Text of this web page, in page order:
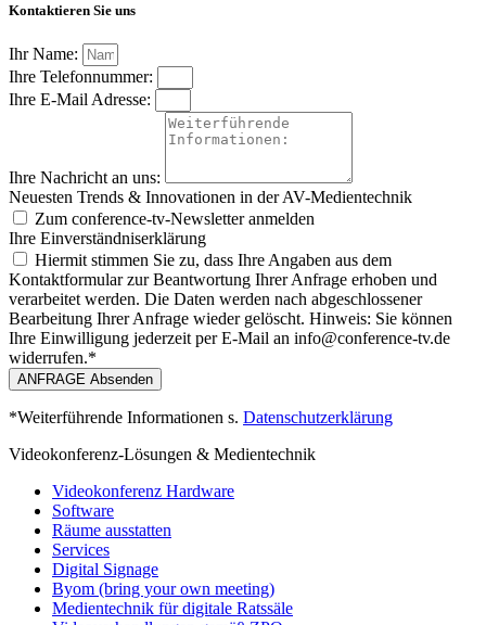
Kontaktieren Sie uns
Ihr Name:
Ihre Telefonnummer:
Ihre E-Mail Adresse:
Ihre Nachricht an uns:
Neuesten Trends & Innovationen in der AV-Medientechnik
Zum conference‑tv-Newsletter anmelden
Ihre Einverständniserklärung
Hiermit stimmen Sie zu, dass Ihre Angaben aus dem
Kontaktformular zur Beantwortung Ihrer Anfrage erhoben und
verarbeitet werden. Die Daten werden nach abgeschlossener
Bearbeitung Ihrer Anfrage wieder gelöscht. Hinweis: Sie können
Ihre Einwilligung jederzeit per E-Mail an info@conference-tv.de
widerrufen.*
ANFRAGE Absenden
*Weiterführende Informationen s. Datenschutzerklärung
Videokonferenz-Lösungen & Medientechnik
Videokonferenz Hardware
Software
Räume ausstatten
Services
Digital Signage
Byom (bring your own meeting)
Medientechnik für digitale Ratssäle